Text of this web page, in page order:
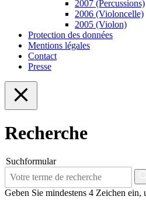
2007 (Percussions)
2006 (Violoncelle)
2005 (Violon)
Protection des données
Mentions légales
Contact
Presse
Recherche
Suchformular
Geben Sie mindestens 4 Zeichen ein,